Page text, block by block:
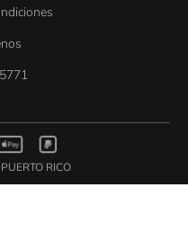
RICO